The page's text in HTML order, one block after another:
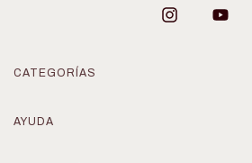
CATEGORÍAS
AYUDA